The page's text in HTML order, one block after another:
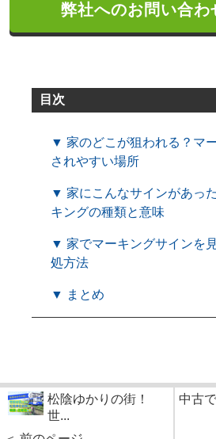
弊社へのお問い合わ
目次
▼ 家のどこが狙われる？マ
されやすい場所
▼ 家にこんなサインがあっ
キングの種類と意味
▼ 家でマーキングサインを
処方法
▼ まとめ
松陰ゆかりの街！
世...
中古